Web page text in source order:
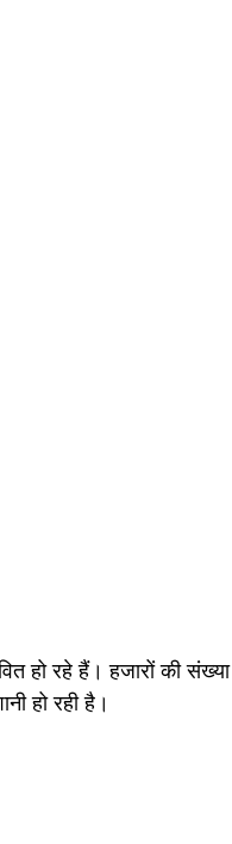
हो रहे हैं। हजारों की संख्या
हो रही है।